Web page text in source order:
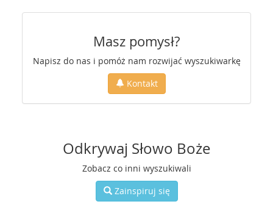
Masz pomysł?
Napisz do nas i pomóż nam rozwijać wyszukiwarkę
Kontakt
Odkrywaj Słowo Boże
Zobacz co inni wyszukiwali
Zainspiruj się